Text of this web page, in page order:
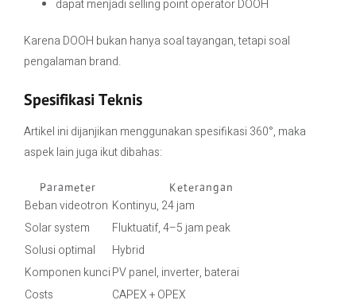
dapat menjadi selling point operator DOOH
Karena DOOH bukan hanya soal tayangan, tetapi soal
pengalaman brand.
Spesifikasi Teknis
Artikel ini dijanjikan menggunakan spesifikasi 360°, maka
aspek lain juga ikut dibahas:
Parameter Keterangan
Beban videotron Kontinyu, 24 jam
Solar system
Fluktuatif, 4–5 jam peak
Solusi optimal
Hybrid
Komponen kunciPV panel, inverter, baterai
Costs
CAPEX + OPEX